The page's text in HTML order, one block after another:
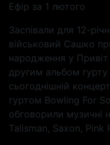
Ефір за 1 лютого
Заспівали для 12-
військовий Сашко
народження у
другим альбом
сьогоднішній
гуртом Bowling For
обговорили музичні
Talisman, Saxon, Pink